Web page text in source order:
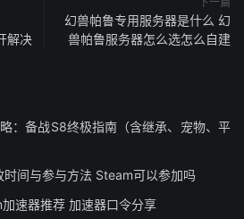
解决
幻兽帕鲁专用服务器是什么 幻
兽帕鲁服务器怎么选怎么自建
：备战S8终极指南（含继承、宠物、平
间与参与方法 Steam可以参加吗
速器推荐 加速器口令分享